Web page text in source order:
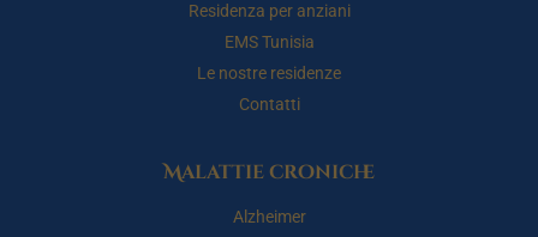
Residenza per anziani
EMS Tunisia
Le nostre residenze
Contatti
Malattie croniche
Alzheimer